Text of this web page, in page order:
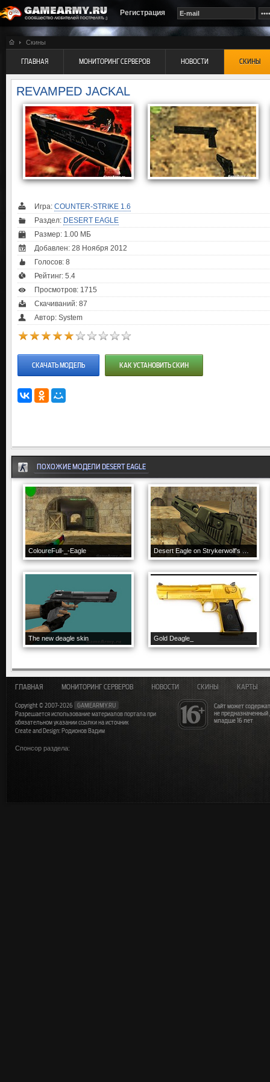
Регистрация
Скины
ГЛАВНАЯ МОНИТОРИНГ СЕРВЕРОВ НОВОСТИ СКИНЫ
REVAMPED JACKAL
Игра: COUNTER-STRIKE 1.6
Раздел: DESERT EAGLE
Размер: 1.00 МБ
Добавлен: 28 Ноября 2012
Голосов: 8
Рейтинг: 5.4
Просмотров: 1715
Скачиваний: 87
Автор: System
СКАЧАТЬ МОДЕЛЬ КАК УСТАНОВИТЬ СКИН
ПОХОЖИЕ МОДЕЛИ DESERT EAGLE
ColoureFull-_-Eagle Desert Eagle on Strykerwolf's GO anims
The new deagle skin Gold Deagle_
Сайт может
не
младше 16 лет
ГЛАВНАЯ МОНИТОРИНГ СЕРВЕРОВ НОВОСТИ СКИНЫ КАРТЫ
Copyright © 2007-2026
GAMEARMY.RU
Разрешается использование материалов портала при
обязательном указании ссылки на источник
Create and Design: Родионов Вадим
Спонсор раздела: